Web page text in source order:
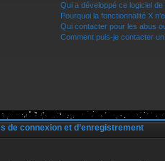
Qui a développé ce logiciel de
Pourquoi la fonctionnalité X
Qui contacter pour les abus
Comment puis-je contacter
de connexion et d’enregistrement